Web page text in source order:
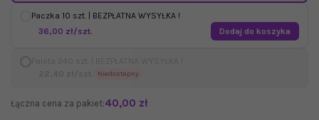
Paczka 10 szt. | BEZPŁATNA WYSYŁKA !
36,00 zł/szt.
Dodaj do koszyka
Niedostepny
Łączna cena za pakiet:40,00 zł